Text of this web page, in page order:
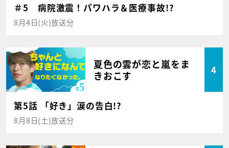
＃5 病院激震！パワハラ＆医療事故!?
8月4日(火)放送分
夏色の雲が恋と嵐をま
きおこす
4
第5話 「好き」涙の告白!?
8月8日(土)放送分